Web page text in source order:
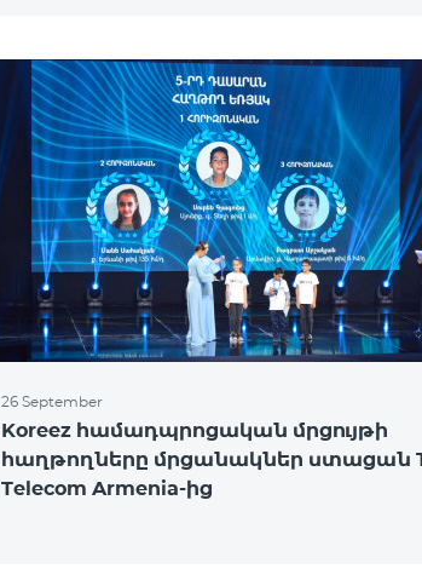
26 September
Koreez համադպրոցական մրցույթի
հաղթողները մրցանակներ ստացան
Telecom Armenia-ից